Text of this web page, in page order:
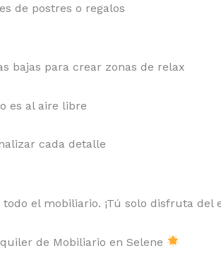
de postres o regalos
bajas para crear zonas de relax
es al aire libre
cada detalle
el mobiliario. ¡Tú solo disfruta del
de Mobiliario en Selene